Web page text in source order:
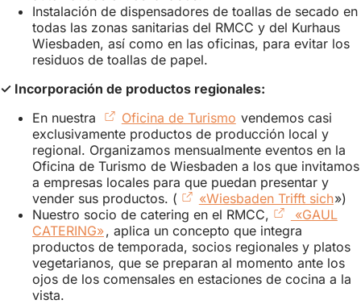
Instalación de dispensadores de toallas de secado en
todas las zonas sanitarias del RMCC y del Kurhaus
Wiesbaden, así como en las oficinas, para evitar los
residuos de toallas de papel.
✓ Incorporación de productos regionales:
En nuestra
Oficina de Turismo (Se
abre
en
una
nueva
pestaña)
vendemos casi
exclusivamente productos de producción local y
regional. Organizamos mensualmente eventos en la
Oficina de Turismo de Wiesbaden a los que invitamos
a empresas locales para que puedan presentar y
vender sus productos. (
«Wiesbaden Trifft sich(Se
abre
una
»)
Nuestro socio de catering en el RMCC,
«GAUL
CATERING»(Se
abre
en
una
, aplica un concepto que integra
productos de temporada, socios regionales y platos
vegetarianos, que se preparan al momento ante los
ojos de los comensales en estaciones de cocina a la
vista.